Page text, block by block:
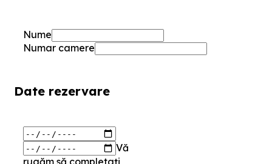
Nume
Numar camere
Date rezervare
Vă